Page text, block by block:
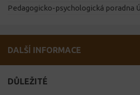
Pedagogicko-psychologická poradna
DALŠÍ INFORMACE
DŮLEŽITÉ